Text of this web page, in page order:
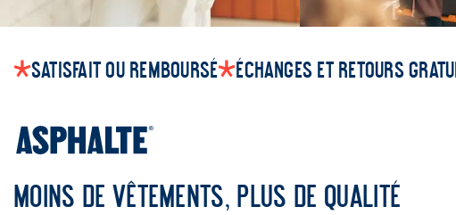
Satisfait ou remboursé Échanges et retours
MOINS DE VÊTEMENTS, PLUS DE QUALITÉ